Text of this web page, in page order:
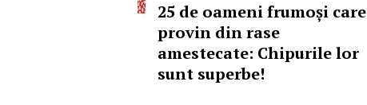
25 de oameni frumoși care
provin din rase
amestecate: Chipurile lor
sunt superbe!